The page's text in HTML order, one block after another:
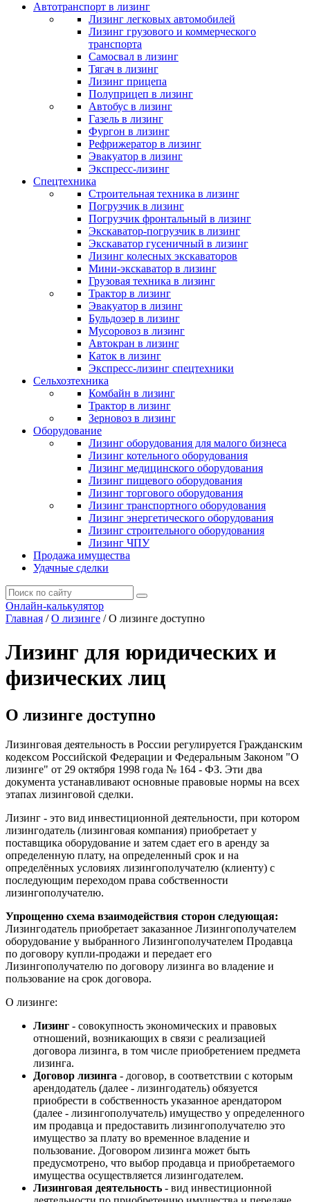
Автотранспорт в лизинг
Лизинг легковых автомобилей
Лизинг грузового и коммерческого
транспорта
Самосвал в лизинг
Тягач в лизинг
Лизинг прицепа
Полуприцеп в лизинг
Автобус в лизинг
Газель в лизинг
Фургон в лизинг
Рефрижератор в лизинг
Эвакуатор в лизинг
Экспресс-лизинг
Спецтехника
Строительная техника в лизинг
Погрузчик в лизинг
Погрузчик фронтальный в лизинг
Экскаватор-погрузчик в лизинг
Экскаватор гусеничный в лизинг
Лизинг колесных экскаваторов
Мини-экскаватор в лизинг
Грузовая техника в лизинг
Трактор в лизинг
Эвакуатор в лизинг
Бульдозер в лизинг
Мусоровоз в лизинг
Автокран в лизинг
Каток в лизинг
Экспресс-лизинг спецтехники
Сельхозтехника
Комбайн в лизинг
Трактор в лизинг
Зерновоз в лизинг
Оборудование
Лизинг оборудования для малого бизнеса
Лизинг котельного оборудования
Лизинг медицинского оборудования
Лизинг пищевого оборудования
Лизинг торгового оборудования
Лизинг транспортного оборудования
Лизинг энергетического оборудования
Лизинг строительного оборудования
Лизинг ЧПУ
Продажа имущества
Удачные сделки
Онлайн-калькулятор
Главная / О лизинге / О лизинге доступно
Лизинг для юридических и
физических лиц
О лизинге доступно
Лизинговая деятельность в России регулируется Гражданским
кодексом Российской Федерации и Федеральным Законом "О
лизинге" от 29 октября 1998 года № 164 - ФЗ. Эти два
документа устанавливают основные правовые нормы на всех
этапах лизинговой сделки.
Лизинг - это вид инвестиционной деятельности, при котором
лизингодатель (лизинговая компания) приобретает у
поставщика оборудование и затем сдает его в аренду за
определенную плату, на определенный срок и на
определённых условиях лизингополучателю (клиенту) с
последующим переходом права собственности
лизингополучателю.
Упрощенно схема взаимодействия сторон следующая:
Лизингодатель приобретает заказанное Лизингополучателем
оборудование у выбранного Лизингополучателем Продавца
по договору купли-продажи и передает его
Лизингополучателю по договору лизинга во владение и
пользование на срок договора.
О лизинге:
Лизинг - совокупность экономических и правовых
отношений, возникающих в связи с реализацией
договора лизинга, в том числе приобретением предмета
лизинга.
Договор лизинга - договор, в соответствии с которым
арендодатель (далее - лизингодатель) обязуется
приобрести в собственность указанное арендатором
(далее - лизингополучатель) имущество у определенного
им продавца и предоставить лизингополучателю это
имущество за плату во временное владение и
пользование. Договором лизинга может быть
предусмотрено, что выбор продавца и приобретаемого
имущества осуществляется лизингодателем.
Лизинговая деятельность - вид инвестиционной